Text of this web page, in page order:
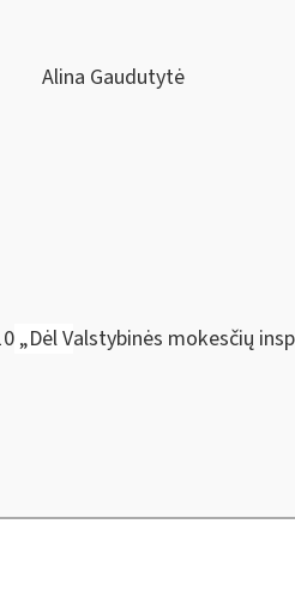
„DėlValstybinės mokesčių